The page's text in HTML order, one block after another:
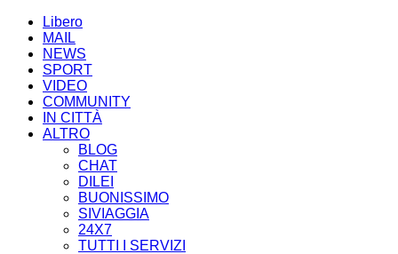
Libero
MAIL
NEWS
SPORT
VIDEO
COMMUNITY
IN CITTÀ
ALTRO
BLOG
CHAT
DILEI
BUONISSIMO
SIVIAGGIA
24X7
TUTTI I SERVIZI